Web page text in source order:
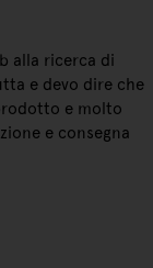
alla ricerca di
e devo dire che
e molto
e consegna